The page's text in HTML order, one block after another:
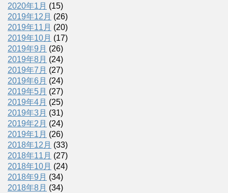
2020年1月 (15)
2019年12月 (26)
2019年11月 (20)
2019年10月 (17)
2019年9月 (26)
2019年8月 (24)
2019年7月 (27)
2019年6月 (24)
2019年5月 (27)
2019年4月 (25)
2019年3月 (31)
2019年2月 (24)
2019年1月 (26)
2018年12月 (33)
2018年11月 (27)
2018年10月 (24)
2018年9月 (34)
2018年8月 (34)